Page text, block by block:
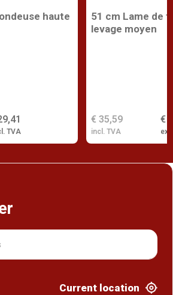
haute
TVA
51 cm Lame de
levage moyen
€
€ 35,59
incl. TVA
Current location